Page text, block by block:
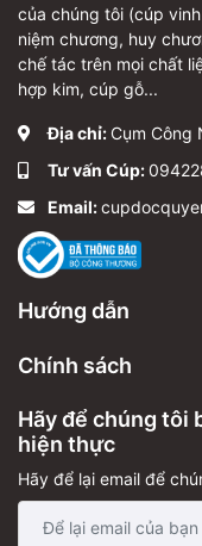
của chúng tôi (cúp
niệm chương, huy
chế tác trên mọi chất
hợp kim, cúp gỗ...
Địa chỉ: Cụm Công
Tư vấn Cúp:
Email:
Hướng dẫn
Chính sách
Hãy để chúng tôi
hiện thực
Hãy để lại email để